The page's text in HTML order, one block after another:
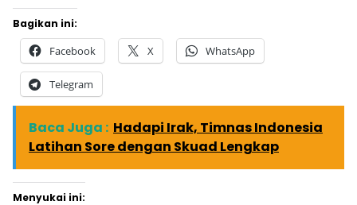
Bagikan ini:
Facebook X WhatsApp
Telegram
Baca Juga : Hadapi Irak, Timnas Indonesia
Latihan Sore dengan Skuad Lengkap
Menyukai ini: